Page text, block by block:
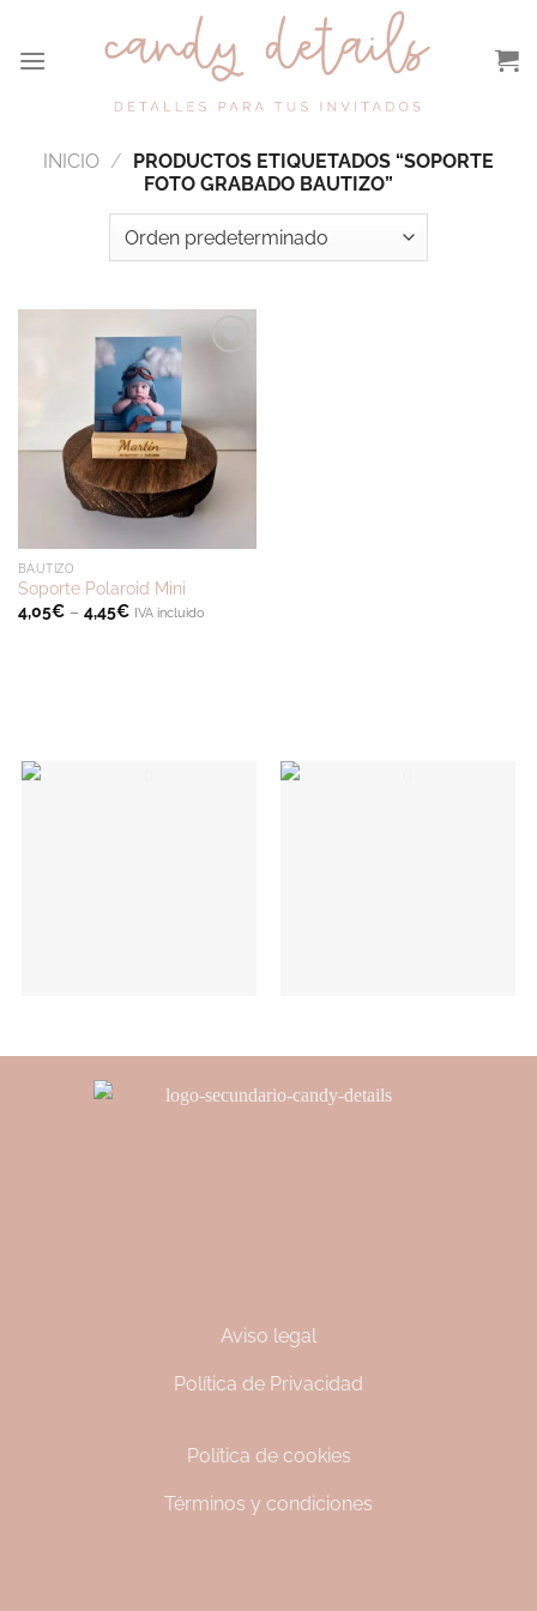
contenido
INICIO / PRODUCTOS ETIQUETADOS “SOPORTE
FOTO GRABADO BAUTIZO”
BAUTIZO
Soporte Polaroid Mini
4,05€– 4,45€ IVA incluido
Aviso legal
Política de Privacidad
Política de cookies
Términos y condiciones